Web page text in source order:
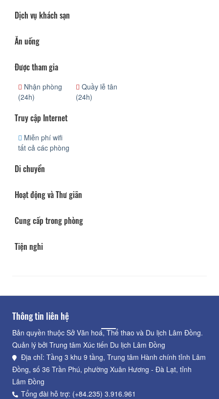
Dịch vụ khách sạn
Ăn uống
Được tham gia
Nhận phòng
(24h)
Quầy lễ tân
(24h)
Truy cập Internet
Miễn phí wifi
tất cả các phòng
Di chuyển
Hoạt động và Thư giãn
Cung cấp trong phòng
Tiện nghi
Thông tin liên hệ
Bản quyền thuộc Sở Văn hoá, Thể thao và Du lịch Lâm Đồng.
Quản lý bởi Trung tâm Xúc tiến Du lịch Lâm Đồng
Địa chỉ: Tầng 3 khu 9 tầng, Trung tâm Hành chính tỉnh Lâm
Đồng, số 36 Trần Phú, phường Xuân Hương - Đà Lạt, tỉnh
Lâm Đồng
Tổng đài hỗ trợ: (+84.235) 3.916.961